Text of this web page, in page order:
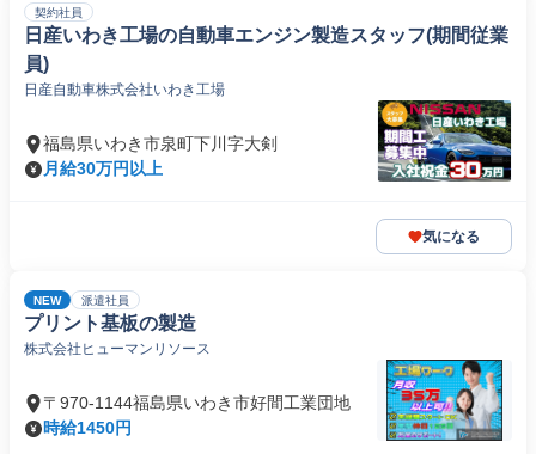
契約社員
日産いわき工場の自動車エンジン製造スタッフ(期間従業
員)
日産自動車株式会社いわき工場
福島県いわき市泉町下川字大剣
月給30万円以上
気になる
NEW 派遣社員
プリント基板の製造
株式会社ヒューマンリソース
〒970-1144福島県いわき市好間工業団地
時給1450円